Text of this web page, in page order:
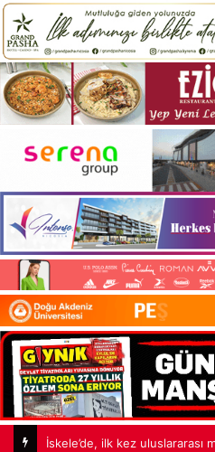
İskele’de, ilk kez uluslararası